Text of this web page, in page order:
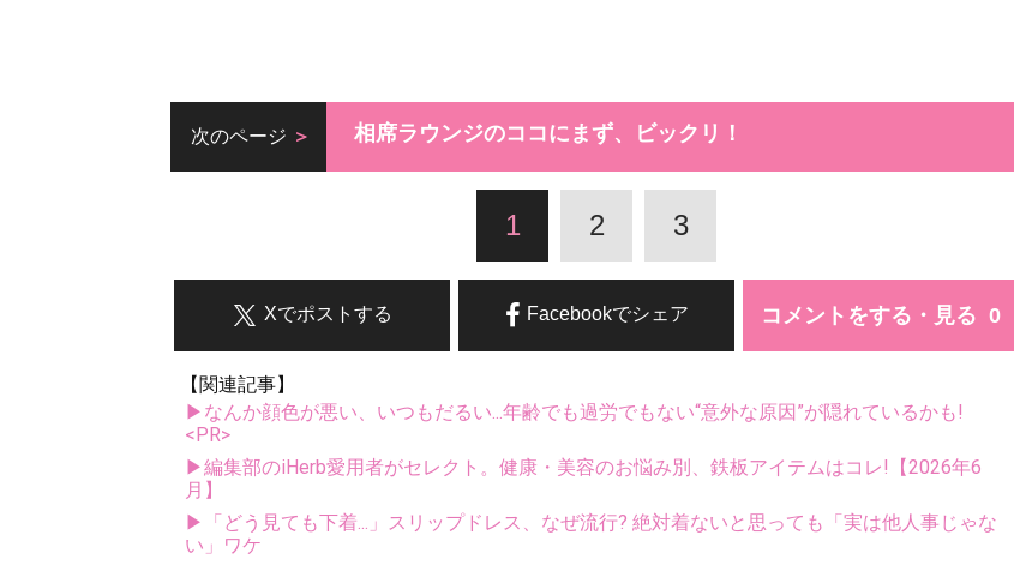
次のページ 相席ラウンジのココにまず、ビックリ！
1 2 3
コメントをする・見る
Facebookでシェア
Xでポストする
【関連記事】
▶なんか顔色が悪い、いつもだるい...年齢でも過労でもない“意外な原因”が隠れているかも!
<PR>
▶編集部のiHerb愛用者がセレクト。健康・美容のお悩み別、鉄板アイテムはコレ!【2026年6
月】
▶「どう見ても下着...」スリップドレス、なぜ流行? 絶対着ないと思っても「実は他人事じゃな
い」ワケ